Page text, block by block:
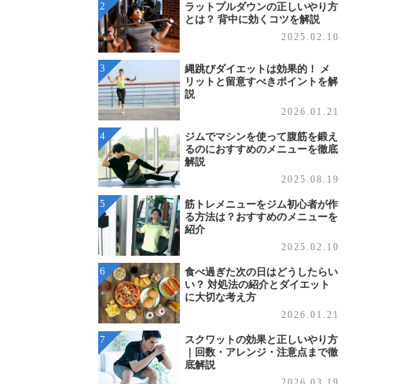
ラットプルダウンの正しいやり方
とは？ 背中に効くコツを解説
2025.02.10
縄跳びダイエットは効果的！ メ
リットと留意すべきポイントを解
説
2026.01.21
ジムでマシンを使って腹筋を鍛え
るのにおすすめのメニューを徹底
解説
2025.08.19
筋トレメニューをジム初心者が作
る方法は？おすすめのメニューを
紹介
2025.02.10
食べ過ぎた次の日はどうしたらい
い？ 対処法の紹介とダイエット
に大切な考え方
2026.01.21
スクワットの効果と正しいやり方
｜回数・アレンジ・注意点まで徹
底解説